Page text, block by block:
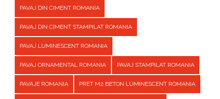
PAVAJ DIN CIMENT ROMANIA
PAVAJ DIN CIMENT STAMPILAT ROMANIA
PAVAJ LUMINESCENT ROMANIA
PAVAJ ORNAMENTAL ROMANIA PAVAJ STAMPILAT ROMANIA
PAVAJE ROMANIA PRET M2 BETON LUMINESCENT ROMANIA